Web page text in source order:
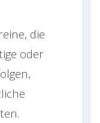
die
oder